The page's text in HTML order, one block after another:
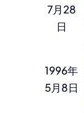
7月28
日
1996年
5月8日